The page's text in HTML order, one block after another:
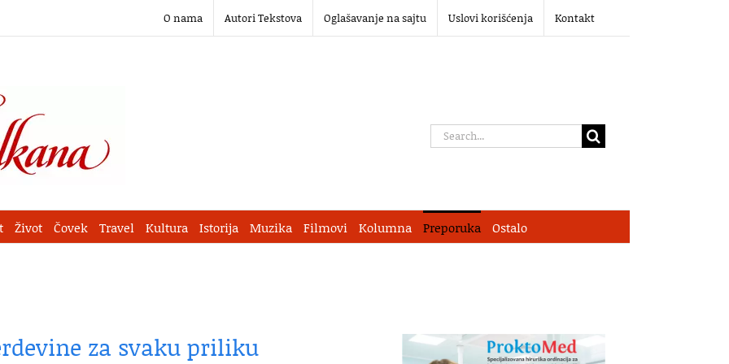
O nama Autori Tekstova Oglašavanje na sajtu Uslovi korišćenja Kontakt
Search
Život Čovek Travel Kultura Istorija Muzika Filmovi Kolumna Preporuka Ostalo
za svaku priliku